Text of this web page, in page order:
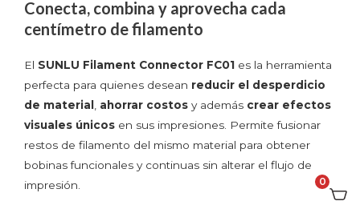
Conecta, combina y aprovecha cada
centímetro de filamento
El SUNLU Filament Connector FC01 es la herramienta
perfecta para quienes desean reducir el desperdicio
de material ahorrar costos y además crear efectos
visuales únicos en sus impresiones. Permite fusionar
restos de filamento del mismo material para obtener
bobinas funcionales y continuas sin alterar el flujo de
impresión.
0